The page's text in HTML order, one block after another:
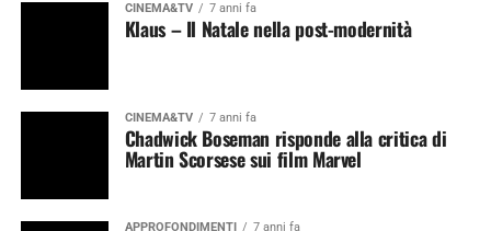
CINEMA&TV 7 anni fa
Klaus – Il Natale nella post-modernità
CINEMA&TV 7 anni fa
Chadwick Boseman risponde alla critica di
Martin Scorsese sui film Marvel
APPROFONDIMENTI 7 anni fa